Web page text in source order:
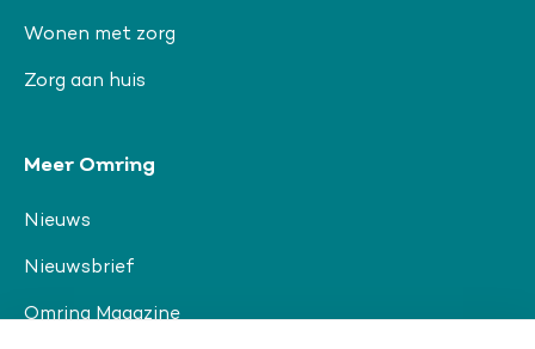
Wonen met zorg
Zorg aan huis
Meer Omring
Nieuws
Nieuwsbrief
Omring Magazine